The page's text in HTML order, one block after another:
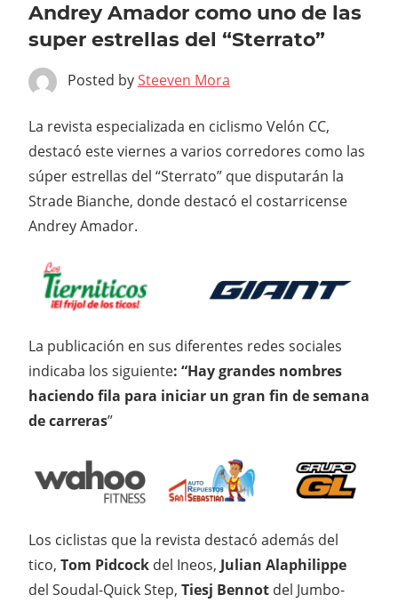
Andrey Amador como uno de las
super estrellas del “Sterrato”
Posted bySteeven Mora
La revista especializada en ciclismo Velón CC,
destacó este viernes a varios corredores como las
súper estrellas del “Sterrato” que disputarán la
Strade Bianche, donde destacó el costarricense
Andrey Amador.
La publicación en sus diferentes redes sociales
indicaba los siguiente: “Hay grandes nombres
haciendo fila para iniciar un gran fin de semana
de carreras”
Los ciclistas que la revista destacó además del
tico, Tom Pidcock del Ineos, Julian Alaphilippe
del Soudal-Quick Step, Tiesj Bennot del Jumbo-